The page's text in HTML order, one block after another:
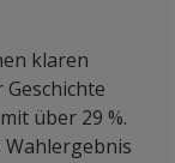
klaren
Geschichte
über 29 %.
Wahlergebnis